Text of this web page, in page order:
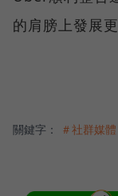
的肩膀上發展
關鍵字： ＃社群媒體